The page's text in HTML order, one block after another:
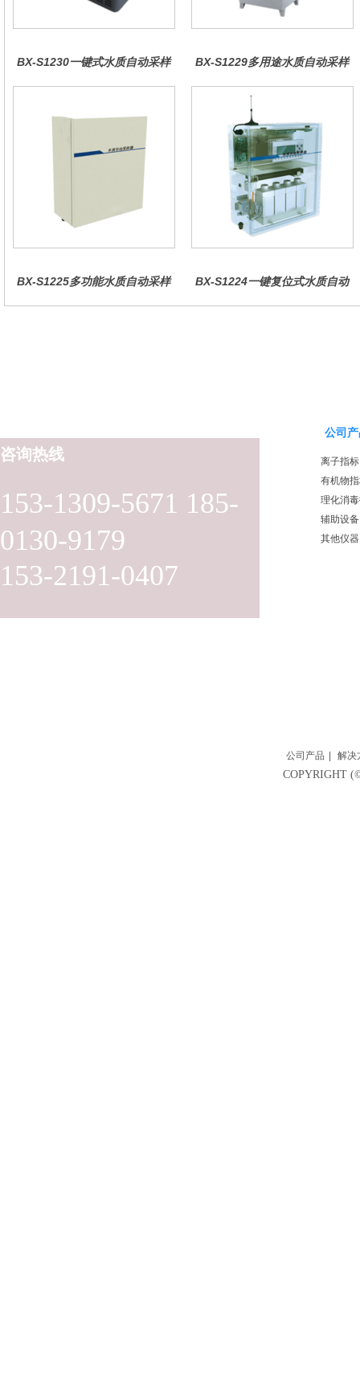
BX-S1230一键式水质自动采样
BX-S1229多用途水质自动采样
BX-S1225多功能水质自动采样
BX-S1224一键复位式水质自动
153-1309-5671 185-
0130-9179
153-2191-0407
咨询热线
公司
离子指标
有机物
理化消
辅助设备
其他仪器
公司产品 解决
COPYRIGHT